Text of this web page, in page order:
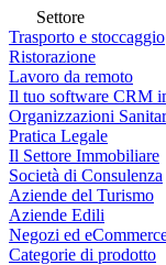
Settore
Trasporto e stoccaggio
Ristorazione
Lavoro da remoto
Il tuo software CRM
Organizzazioni
Pratica Legale
Il Settore Immobiliare
Società di Consulenza
Aziende del Turismo
Aziende Edili
Negozi ed
Categorie di prodotto